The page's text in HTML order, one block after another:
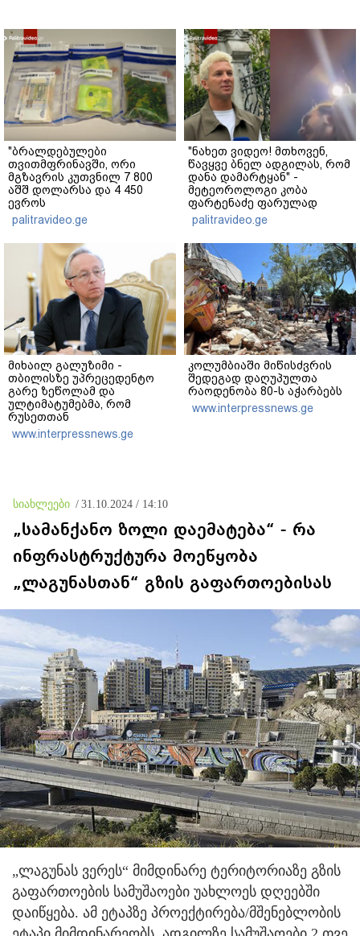
"ბრალდებულები
თვითმფრინავში, ორი
მგზავრის კუთვნილ 7 800
აშშ დოლარსა და 4 450
ევროს
მართლსაწინააღმდეგოდ
დაეუფლნენ" - დანაშაულის
რა დეტალები ხდება
ცნობილი?
palitravideo.ge
"ნახეთ ვიდეო! მთხოვენ,
წავყვე ბნელ ადგილას, რომ
დანა დამარტყან" -
მეტეოროლოგი კობა
ფარტენაძე ფარულად
გადაღებულ კადრებს
აქვეყნებს
palitravideo.ge
მიხაილ გალუზიმი -
თბილისზე უპრეცედენტო
გარე ზეწოლამ და
ულტიმატუმებმა, რომ
რუსეთთან
თანამშრომლობაზე უარი
თქვას, ის შედეგი არ
ურთიერთპატივისცემაზე
დამყარებული
ურთიერთობები ავაშენოთ
www.interpressnews.ge
კოლუმბიაში მიწისძვრის
შედეგად დაღუპულთა
რაოდენობა 80-ს აჭარბებს
www.interpressnews.ge
სიახლეები / 31.10.2024 / 14:10
„სამანქანო ზოლი დაემატება“ - რა
ინფრასტრუქტურა მოეწყობა
„ლაგუნასთან“ გზის გაფართოებისას
„ლაგუნას ვერეს“ მიმდინარე ტერიტორიაზე გზის
გაფართოების სამუშაოები უახლოეს დღეებში
დაიწყება. ამ ეტაპზე პროექტირება/მშენებლობის